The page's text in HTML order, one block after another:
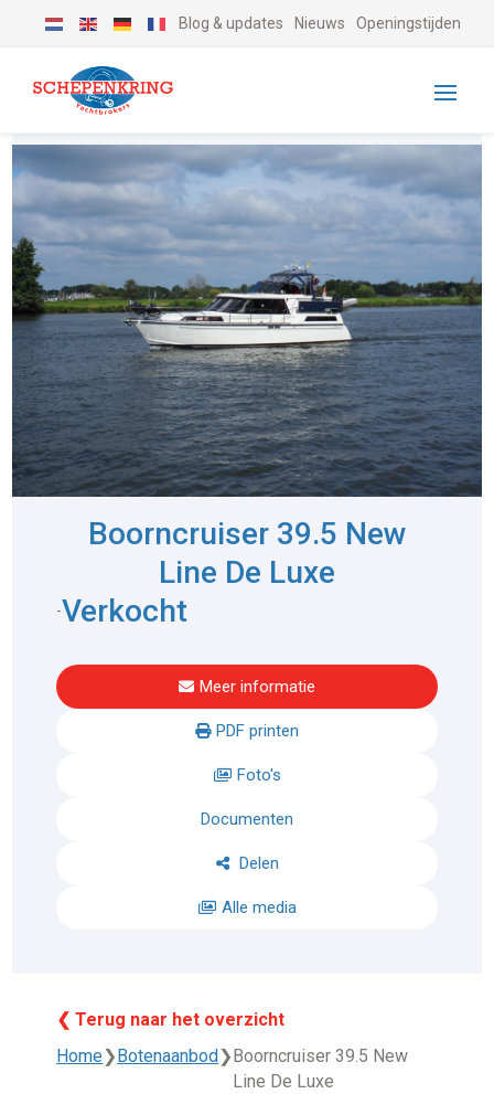
Blog & updates Nieuws Openingstijden
Boorncruiser 39.5 New
Line De Luxe
-Verkocht
Meer informatie
PDF printen
Foto's
Documenten
Delen
Alle media
❮ Terug naar het overzicht
Home❯ Botenaanbod ❯ Boorncruiser 39.5 New
Line De Luxe